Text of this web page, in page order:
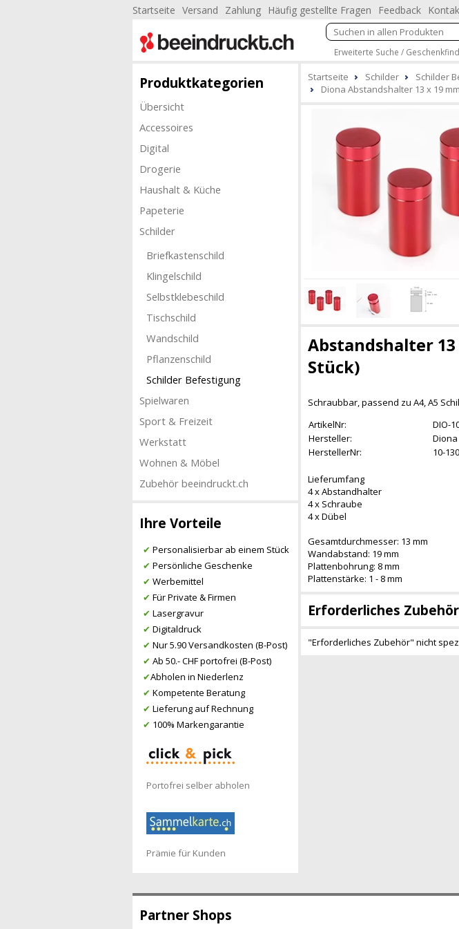
Startseite Versand Zahlung Häufig gestellte Fragen Feedback
Erweiterte Suche /
Produktkategorien
Übersicht
Accessoires
Digital
Drogerie
Haushalt & Küche
Papeterie
Schilder
Briefkastenschild
Klingelschild
Selbstklebeschild
Tischschild
Wandschild
Pflanzenschild
Schilder Befestigung
Spielwaren
Sport & Freizeit
Werkstatt
Wohnen & Möbel
Zubehör beeindruckt.ch
Ihre Vorteile
✔ Personalisierbar ab einem Stück
✔ Persönliche Geschenke
✔ Werbemittel
✔ Für Private & Firmen
✔ Lasergravur
✔ Digitaldruck
✔ Nur 5.90 Versandkosten (B-Post)
✔ Ab 50.- CHF portofrei (B-Post)
✔Abholen in Niederlenz
✔ Kompetente Beratung
✔ Lieferung auf Rechnung
✔ 100% Markengarantie
Portofrei selber abholen
Prämie für Kunden
Startseite Schilder
Schilder
Diona Abstandshalter 13 x 19
Abstandshalter
Stück)
Schraubbar, passend zu A4, A5
ArtikelNr:
DIO-
Hersteller:
Diona
HerstellerNr:
10-
Lieferumfang
4 x Abstandhalter
4 x Schraube
4 x Dübel
Gesamtdurchmesser: 13 mm
Wandabstand: 19 mm
Plattenbohrung: 8 mm
Plattenstärke: 1 - 8 mm
Erforderliches Zubehör
"Erforderliches Zubehör" nicht
Partner Shops